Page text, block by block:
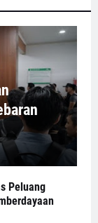
Peluang